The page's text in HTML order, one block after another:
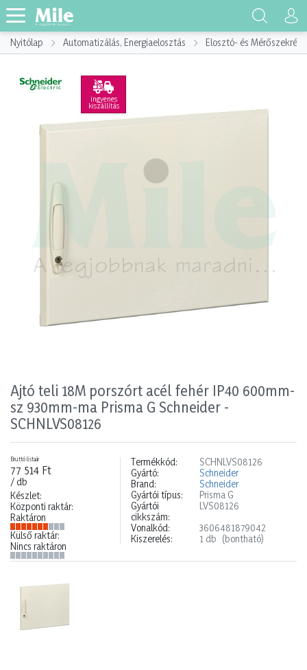
Nyitólap Automatizálás, Energiaelosztás Elosztó- és Mérőszekrény
ingyenes
kiszállítás
Ajtó teli 18M porszórt acél fehér IP40 600mm-
sz 930mm-ma Prisma G Schneider -
SCHNLVS08126
Bruttó listaár
77 514 Ft
/ db
Készlet:
Központi raktár:
Raktáron
Külső raktár:
Nincs raktáron
Termékkód:
SCHNLVS08126
Gyártó:
Schneider
Brand:
Schneider
Gyártói típus:
Prisma G
Gyártói
cikkszám:
LVS08126
Vonalkód:
3606481879042
Kiszerelés:
1 db (bontható)